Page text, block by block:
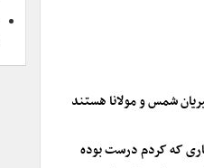
شمس و مولانا هستند
که کردم درست بوده